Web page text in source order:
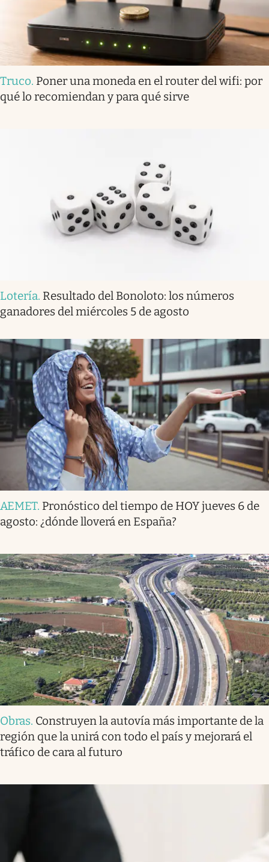
Truco. Poner una moneda en el router del wifi: por
qué lo recomiendan y para qué sirve
Lotería. Resultado del Bonoloto: los números
ganadores del miércoles 5 de agosto
AEMET. Pronóstico del tiempo de HOY jueves 6 de
agosto: ¿dónde lloverá en España?
Obras. Construyen la autovía más importante de la
región que la unirá con todo el país y mejorará el
tráfico de cara al futuro